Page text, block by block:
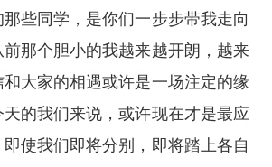
些同学，是你们一步步带我走向
那个胆小的我越来越开朗，越来
大家的相遇或许是一场注定的缘
的我们来说，或许现在才是最应
使我们即将分别，即将踏上各自